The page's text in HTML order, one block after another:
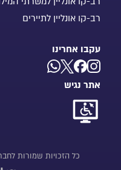
רב-קו אונליין לתיירים
עקבו אחרינו
אתר נגיש
כל הזכויות שמורות לחברת